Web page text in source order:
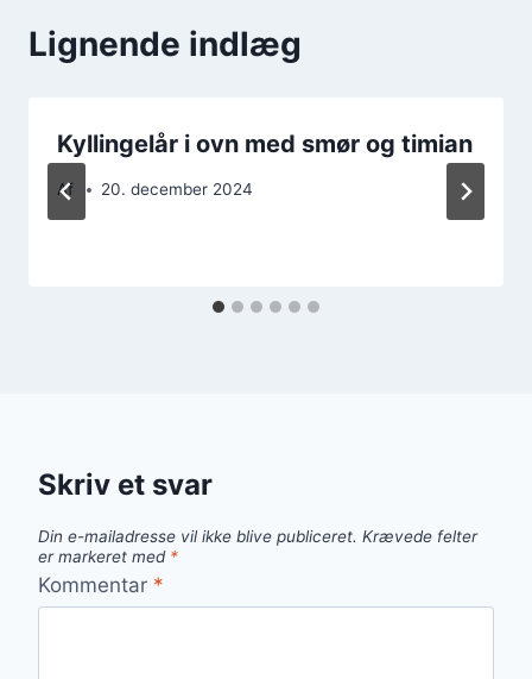
Lignende indlæg
Kyllingelår i ovn med smør og timian
Af 20. december 2024
Skriv et svar
Din e-mailadresse vil ikke blive publiceret. Krævede felter
er markeret med *
Kommentar *